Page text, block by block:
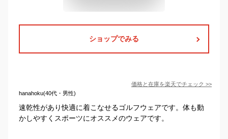
ショップでみる
価格と在庫を楽天でチェック >>
hanahoku(40代・男性)
速乾性があり快適に着こなせるゴルフウェアです。体も動
かしやすくスポーツにオススメのウェアです。